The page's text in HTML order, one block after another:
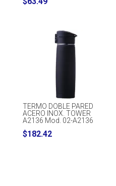
TERMO DOBLE PARED
ACERO INOX. TOWER
A2136 Mod. 02-A2136
$182.42